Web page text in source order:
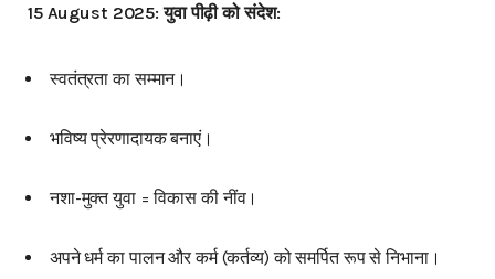
15 August 2025: युवा पीढ़ी को संदेश:
स्वतंत्रता का सम्मान।
भविष्य प्रेरणादायक बनाएं।
नशा-मुक्त युवा = विकास की नींव।
अपने धर्म का पालन और कर्म (कर्तव्य) को समर्पित रूप से निभाना।